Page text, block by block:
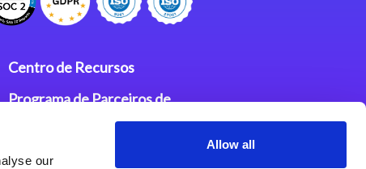
our
Allow all
Centro de Recursos
Programa de Parceiros de
Integração Magic